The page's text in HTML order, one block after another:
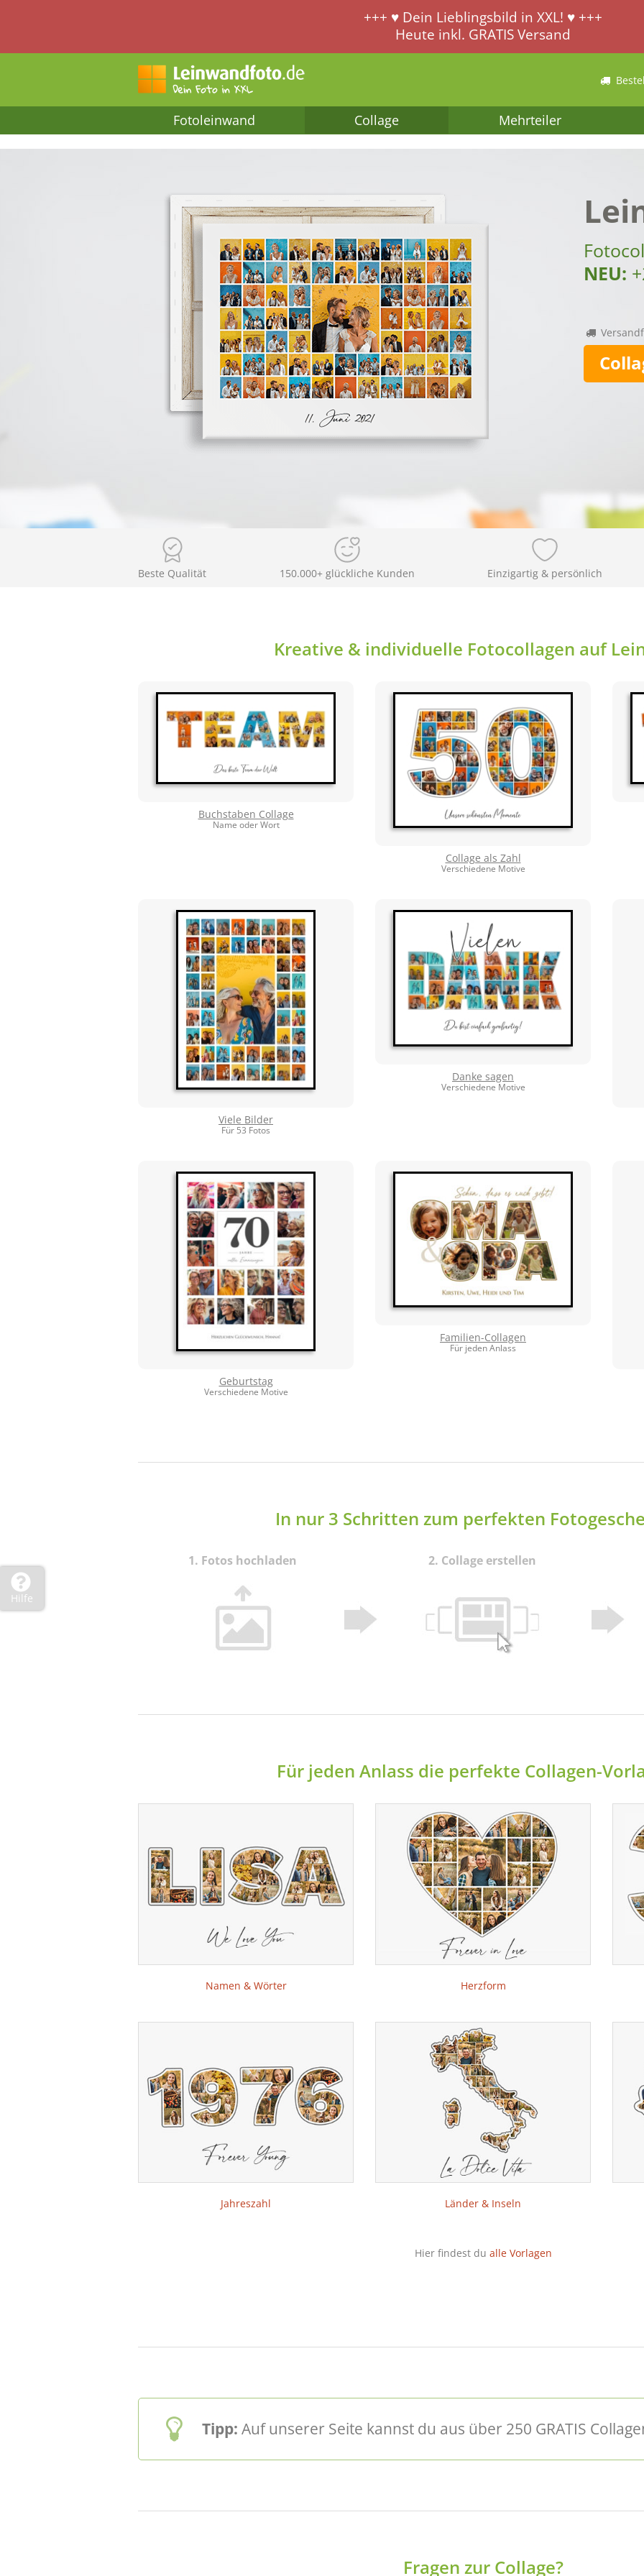
+++ ♥ Dein Lieblingsbild in XXL! ♥ +++
Heute inkl. GRATIS Versand
Fotoleinwand Collage Mehrteiler
NEU:
Beste Qualität 150.000+ glückliche Kunden Einzigartig & persönlich
Kreative & individuelle Fotocollagen auf
Buchstaben Collage
Name oder Wort
Collage als Zahl
Verschiedene Motive
Viele Bilder
Für 53 Fotos
Danke sagen
Verschiedene Motive
Geburtstag
Verschiedene Motive
Familien-Collagen
Für jeden Anlass
In nur 3 Schritten zum perfekten
1. Fotos hochladen 2. Collage erstellen
Für jeden Anlass die perfekte Collagen-
Namen & Wörter Herzform
Jahreszahl Länder & Inseln
Hier findest du alle Vorlagen
Tipp: Auf unserer Seite kannst du aus über 250 GRATIS
Fragen zur Collage?
Hilfe